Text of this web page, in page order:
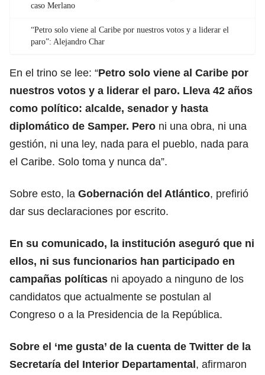
caso Merlano
“Petro solo viene al Caribe por nuestros votos y a liderar el
paro”: Alejandro Char
En el trino se lee: “Petro solo viene al Caribe por
nuestros votos y a liderar el paro. Lleva 42 años
como político: alcalde, senador y hasta
diplomático de Samper. Pero ni una obra, ni una
gestión, ni una ley, nada para el pueblo, nada para
el Caribe. Solo toma y nunca da”.
Sobre esto, la Gobernación del Atlántico, prefirió
dar sus declaraciones por escrito.
En su comunicado, la institución aseguró que ni
ellos, ni sus funcionarios han participado en
campañas políticas ni apoyado a ninguno de los
candidatos que actualmente se postulan al
Congreso o a la Presidencia de la República.
Sobre el ‘me gusta’ de la cuenta de Twitter de la
Secretaría del Interior Departamental, afirmaron